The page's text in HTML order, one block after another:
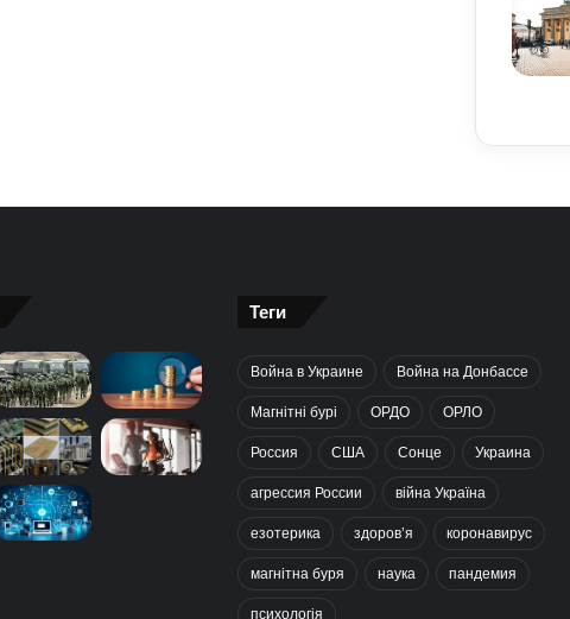
Теги
Война в Украине Война на Донбассе
Магнітні бурі ОРДО ОРЛО
Россия США Сонце Украина
агрессия России війна Україна
езотерика здоров’я коронавирус
магнітна буря наука пандемия
психологія